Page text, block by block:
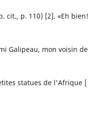
cit., p. 110) [2]. «Eh bien!
Galipeau, mon voisin de
statues de l'Afrique [